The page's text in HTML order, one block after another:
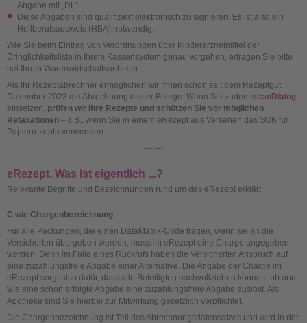
Abgabe mit „DL“.
Diese Abgaben sind qualifiziert elektronisch zu signieren. Es ist also ein
Heilberufsausweis (HBA) notwendig.
Wie Sie beim Eintrag von Verordnungen über Kinderarzneimittel der
Dringlichkeitsliste in Ihrem Kassensystem genau vorgehen, erfragen Sie bitte
bei Ihrem Warenwirtschaftsanbieter.
Als Ihr Rezeptabrechner ermöglichen wir Ihnen schon seit dem Rezeptgut
Dezember 2023 die Abrechnung dieser Belege. Wenn Sie zudem scanDialog
einsetzen, prüfen wir Ihre Rezepte und schützen Sie vor möglichen
Retaxationen – z.B., wenn Sie in einem eRezept aus Versehen das SOK für
Papierrezepte verwenden.
---:---
eRezept. Was ist eigentlich ...?
Relevante Begriffe und Bezeichnungen rund um das eRezept erklärt.
C wie Chargenbezeichnung
Für alle Packungen, die einen DataMatrix-Code tragen, wenn sie an die
Versicherten übergeben werden, muss im eRezept eine Charge angegeben
werden. Denn im Falle eines Rückrufs haben die Versicherten Anspruch auf
eine zuzahlungsfreie Abgabe einer Alternative. Die Angabe der Charge im
eRezept sorgt also dafür, dass alle Beteiligten nachvollziehen können, ob und
wie eine schon erfolgte Abgabe eine zuzahlungsfreie Abgabe auslöst. Als
Apotheke sind Sie hierbei zur Mitwirkung gesetzlich verpflichtet.
Die Chargenbezeichnung ist Teil des Abrechnungsdatensatzes und wird in der